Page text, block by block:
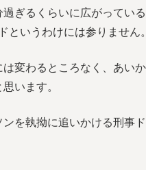
ぎるくらいに広がってい
いうわけには参りません。
変わるところなく、あい
います。
を執拗に追いかける刑事